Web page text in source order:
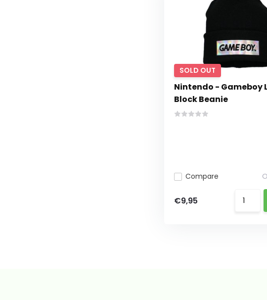
SOLD OUT
Nintendo - Gameboy
Block Beanie
Compare
€9,95